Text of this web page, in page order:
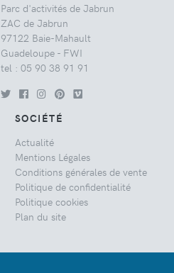
Parc d'activités de Jabrun
ZAC de Jabrun
97122 Baie-Mahault
Guadeloupe - FWI
tel : 05 90 38 91 91
SOCIÉTÉ
Actualité
Mentions Légales
Conditions générales de vente
Politique de confidentialité
Politique cookies
Plan du site